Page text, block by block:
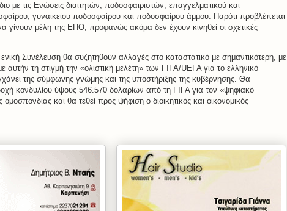
με τις Ενώσεις διαιτητών, ποδοσφαιριστών, επαγγελματικού και
γυναικείου ποδοσφαίρου και ποδοσφαίρου άμμου. Παρότι προβλέπεται
γίνουν μέλη της ΕΠΟ, προφανώς ακόμα δεν έχουν κινηθεί οι σχετικές
Συνέλευση θα συζητηθούν αλλαγές στο καταστατικό με σημαντικότερη, με
αυτήν τη στιγμή την «ολιστική μελέτη» των FIFA/UEFA για το ελληνικό
της σύμφωνης γνώμης και της υποστήριξης της κυβέρνησης. Θα
κονδυλίου ύψους 546.570 δολαρίων από τη FIFA για τον «ψηφιακό
ομοσπονδίας και θα τεθεί προς ψήφιση ο διοικητικός και οικονομικός